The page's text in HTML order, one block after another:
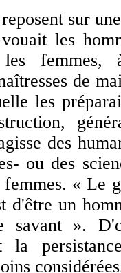
sur
les
femmes,
de
les
des
ou des
« Le
d'être un
savant ».
la